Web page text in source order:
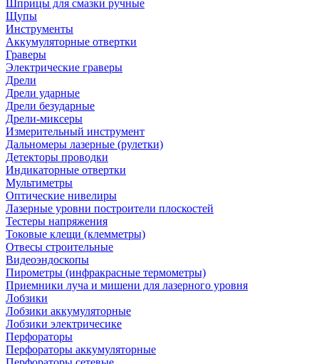
Шприцы для смазки ручные
Щупы
Инструменты
Аккумуляторные отвертки
Граверы
Электрические граверы
Дрели
Дрели ударные
Дрели безударные
Дрели-миксеры
Измерительный инструмент
Дальномеры лазерные (рулетки)
Детекторы проводки
Индикаторные отвертки
Мультиметры
Оптические нивелиры
Лазерные уровни построители плоскостей
Тестеры напряжения
Токовые клещи (клемметры)
Отвесы строительные
Видеоэндоскопы
Пирометры (инфракрасные термометры)
Приемники луча и мишени для лазерного уровня
Лобзики
Лобзики аккумуляторные
Лобзики электричесике
Перфораторы
Перфораторы аккумуляторные